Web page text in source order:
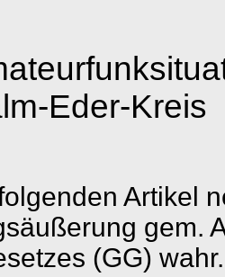
Eder-Kreis
Artikel
gem.
(GG) wahr.